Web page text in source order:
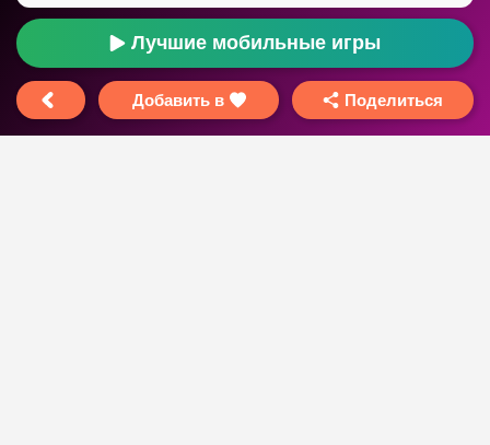
Лучшие мобильные игры
Добавить в Поделиться